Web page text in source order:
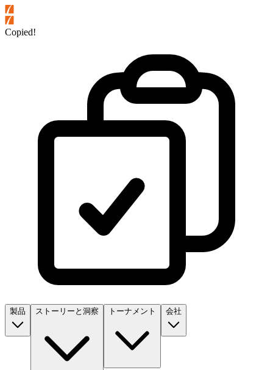
Copied!
製品 ストーリーと洞察 トーナメント 会社